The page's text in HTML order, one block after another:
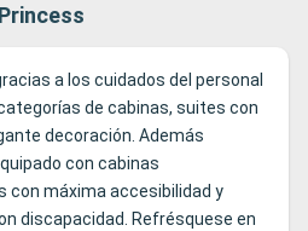
a los cuidados del personal
de cabinas, suites con
decoración. Además
con cabinas
con máxima accesibilidad y
discapacidad. Refrésquese en